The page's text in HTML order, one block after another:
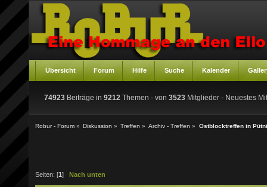
Übersicht Forum Hilfe Suche Kalender
74923 Beiträge in 9212 Themen - von 3523 Mitglieder - Neuestes
Robur - Forum » Diskussion » Treffen » Archiv - Treffen » Ostblocktreffen in
Seiten: [1 ] Nach unten